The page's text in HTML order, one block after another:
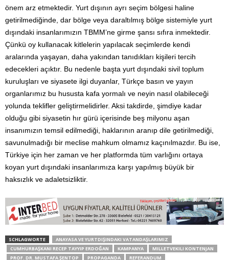
önem arz etmektedir. Yurt dışının ayrı seçim bölgesi haline
getirilmediğinde, dar bölge veya daraltılmış bölge sistemiyle yurt
dışındaki insanlarımızın TBMM’ne girme şansı sıfıra inmektedir.
Çünkü oy kullanacak kitlelerin yapılacak seçimlerde kendi
aralarında yaşayan, daha yakından tanıdıkları kişileri tercih
edecekleri açıktır. Bu nedenle başta yurt dışındaki sivil toplum
kuruluşları ve siyasete ilgi duyanlar, Türkçe basın ve yayın
organlarımız bu hususta kafa yormalı ve neyin nasıl olabileceği
yolunda teklifler geliştirmelidirler. Aksi takdirde, şimdiye kadar
olduğu gibi siyasetin hır gürü içerisinde beş milyonu aşan
insanımızın temsil edilmediği, haklarının aranıp dile getirilmediği,
savunulmadığı bir meclise mahkum olmamız kaçınılmazdır. Bu ise,
Türkiye için her zaman ve her platformda tüm varlığını ortaya
koyan yurt dışındaki insanlarımıza karşı yapılmış büyük bir
haksızlık ve adaletsizliktir.
SCHLAGWORTE
ANAYASA VE YURTDIŞINDAKI VATANDAŞLARIMIZ
CUMHURBAŞKANI RECEP TAYYIP ERDOĞAN
KAMPANYA
MILLETVEKILI KONTENJAN
PROF. DR. MUSTAFA ŞENTOP
PROPAGANDA
REFERANDUM